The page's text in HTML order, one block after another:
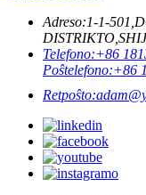
Adreso:1-1-
Telefono:+86
Poŝtelefono:+86
Retpoŝto: